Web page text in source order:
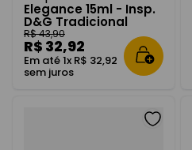
Elegance 15ml - Insp.
D&G Tradicional
R$43,90
R$ 32,92
Em até1x R$ 32,92
sem juros